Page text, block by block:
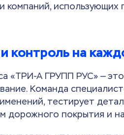
компаний, использующих
контроль на
«ТРИ-А ГРУПП РУС» —
Команда
тестирует
дорожного покрытия и